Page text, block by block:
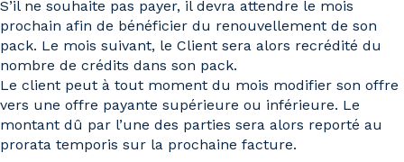
S’il ne souhaite pas payer, il devra attendre le mois
prochain afin de bénéficier du renouvellement de son
pack. Le mois suivant, le Client sera alors recrédité du
nombre de crédits dans son pack.
Le client peut à tout moment du mois modifier son offre
vers une offre payante supérieure ou inférieure. Le
montant dû par l’une des parties sera alors reporté au
prorata temporis sur la prochaine facture.